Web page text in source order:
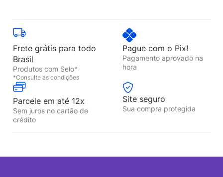
Frete grátis para todo
Brasil
Produtos com Selo*
*Consulte as condições
Pague com o Pix!
Pagamento aprovado na
hora
Parcele em até 12x
Sem juros no cartão de
crédito
Site seguro
Sua compra protegida